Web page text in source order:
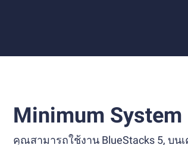
Minimum System
คุณสามารถใช้งาน BlueStacks 5, บน